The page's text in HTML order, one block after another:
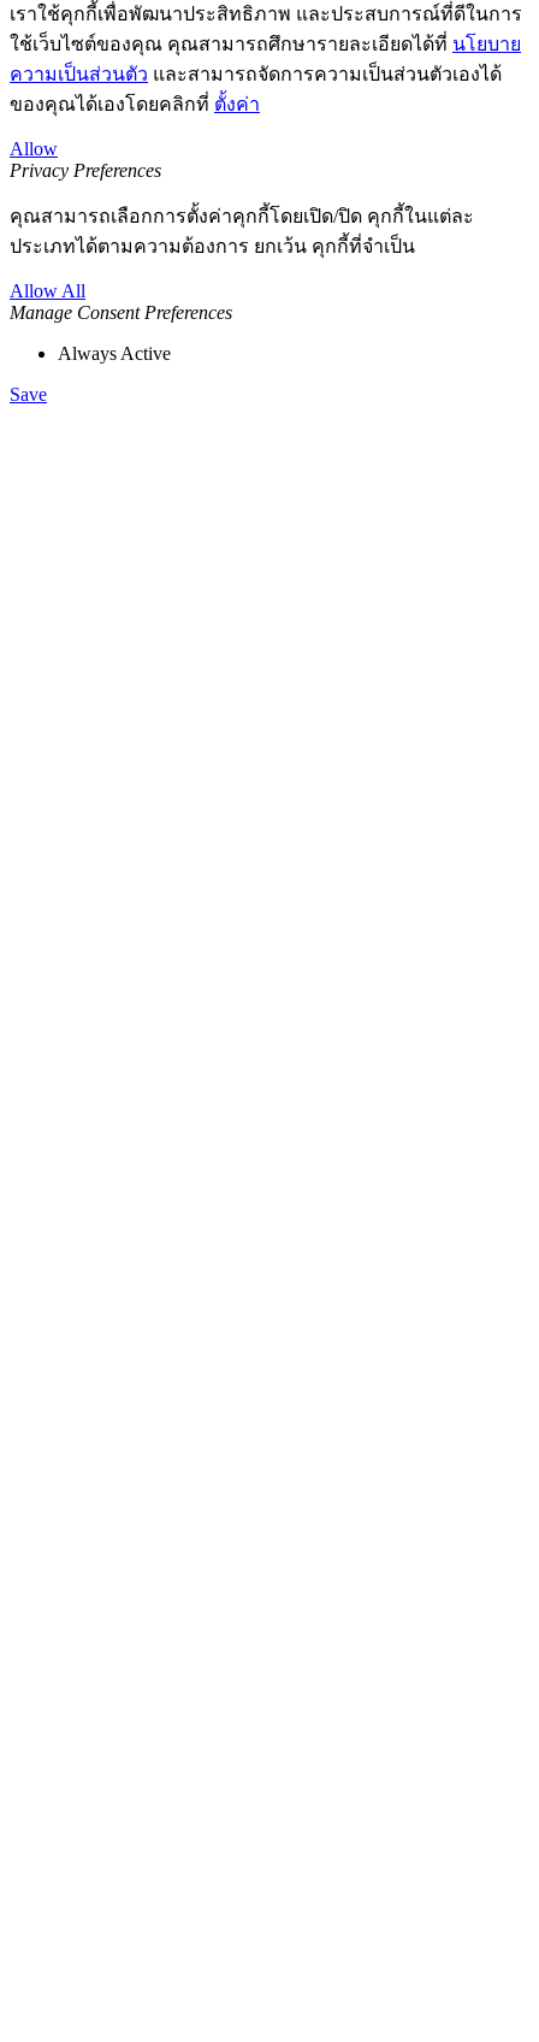
เราใช้คุกกี้เพื่อพัฒนาประสิทธิภาพ และประสบการณ์ที่ดีในการ
ใช้เว็บไซต์ของคุณ คุณสามารถศึกษารายละเอียดได้ที่ นโยบาย
ความเป็นส่วนตัว และสามารถจัดการความเป็นส่วนตัวเองได้
ของคุณได้เองโดยคลิกที่ ตั้งค่า
Allow
Privacy Preferences
คุณสามารถเลือกการตั้งค่าคุกกี้โดยเปิด/ปิด คุกกี้ในแต่ละ
ประเภทได้ตามความต้องการ ยกเว้น คุกกี้ที่จำเป็น
Allow All
Manage Consent Preferences
Always Active
Save